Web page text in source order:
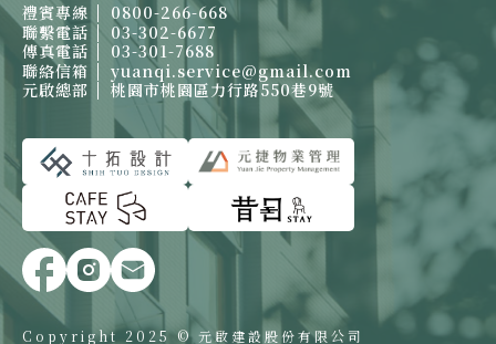
禮賓專線
0800-266-668
聯繫電話
03-302-6677
傳真電話
03-301-7688
聯絡信箱
yuanqi.service@gmail.com
元啟總部
桃園市桃園區力行路550巷9號
Copyright 2025 © 元啟建設股份有限公司